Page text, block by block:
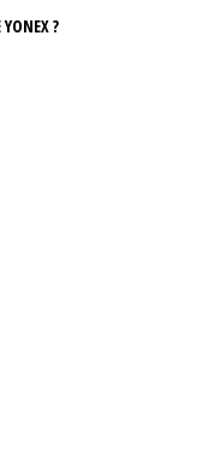
?